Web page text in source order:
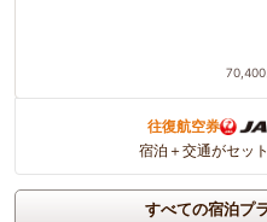
70,400
往復航空券
宿泊＋交通がセッ
すべての宿泊プ